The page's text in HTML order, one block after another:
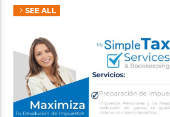
SEE ALL